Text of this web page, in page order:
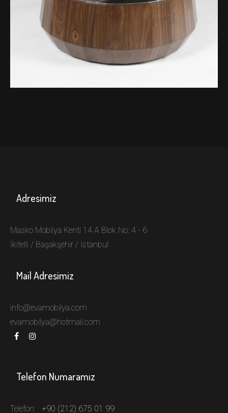
Adresimiz
Masko Mobilya Kenti 14 A Blok No: 4 - 6
İkitelli / Başakşehir / İstanbul
Mail Adresimiz
info@evamobilya.com
evamobilya@hotmail.com
Telefon Numaramız
Telefon: +90 (212) 675 01 99